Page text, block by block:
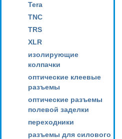
Tera
TNC
TRS
XLR
изолирующие
колпачки
оптические клеевые
разъемы
оптические разъемы
полевой заделки
переходники
разъемы для силового